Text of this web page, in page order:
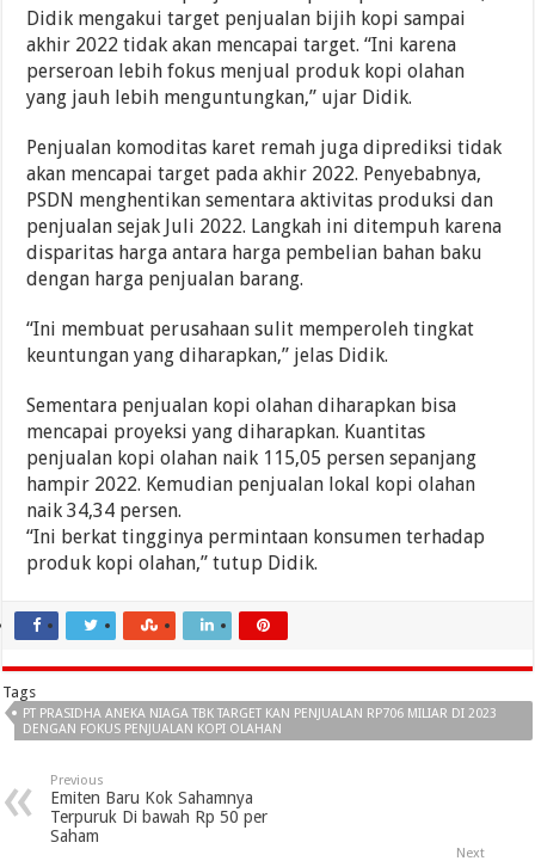
Didik mengakui target penjualan bijih kopi sampai
akhir 2022 tidak akan mencapai target. “Ini karena
perseroan lebih fokus menjual produk kopi olahan
yang jauh lebih menguntungkan,” ujar Didik.
Penjualan komoditas karet remah juga diprediksi tidak
akan mencapai target pada akhir 2022. Penyebabnya,
PSDN menghentikan sementara aktivitas produksi dan
penjualan sejak Juli 2022. Langkah ini ditempuh karena
disparitas harga antara harga pembelian bahan baku
dengan harga penjualan barang.
“Ini membuat perusahaan sulit memperoleh tingkat
keuntungan yang diharapkan,” jelas Didik.
Sementara penjualan kopi olahan diharapkan bisa
mencapai proyeksi yang diharapkan. Kuantitas
penjualan kopi olahan naik 115,05 persen sepanjang
hampir 2022. Kemudian penjualan lokal kopi olahan
naik 34,34 persen.
“Ini berkat tingginya permintaan konsumen terhadap
produk kopi olahan,” tutup Didik.
Tags
PT PRASIDHA ANEKA NIAGA TBK TARGET KAN PENJUALAN RP706 MILIAR DI 2023
DENGAN FOKUS PENJUALAN KOPI OLAHAN
Previous
Emiten Baru Kok Sahamnya
Terpuruk Di bawah Rp 50 per
Saham
Next